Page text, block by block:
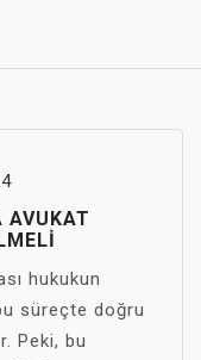
AVUKAT
hukukun
süreçte doğru
Peki, bu